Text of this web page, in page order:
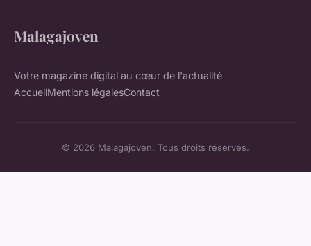
Malagajoven
Votre magazine digital au cœur de l'actualité
AccueilMentions légalesContact
© 2026 Malagajoven. Tous droits réservés.